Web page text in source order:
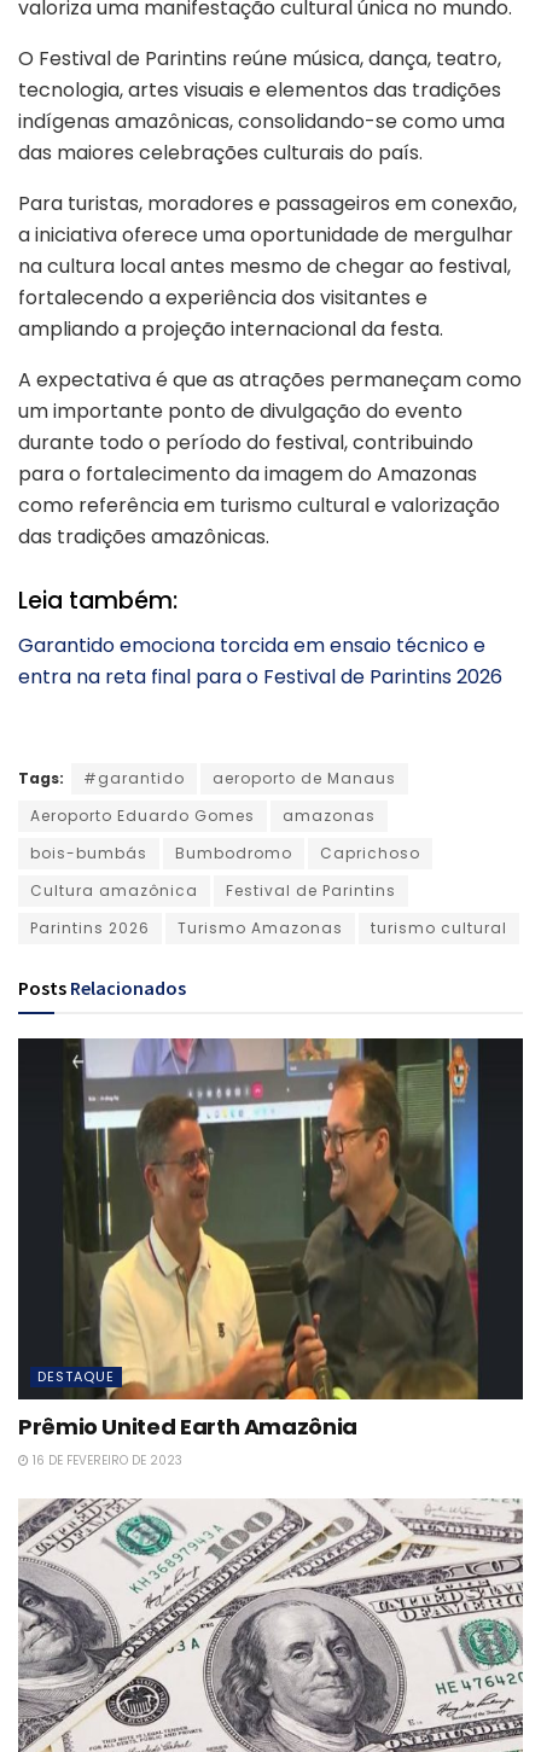
valoriza uma manifestação cultural única no mundo.
O Festival de Parintins reúne música, dança, teatro,
tecnologia, artes visuais e elementos das tradições
indígenas amazônicas, consolidando-se como uma
das maiores celebrações culturais do país.
Para turistas, moradores e passageiros em conexão,
a iniciativa oferece uma oportunidade de mergulhar
na cultura local antes mesmo de chegar ao festival,
fortalecendo a experiência dos visitantes e
ampliando a projeção internacional da festa.
A expectativa é que as atrações permaneçam como
um importante ponto de divulgação do evento
durante todo o período do festival, contribuindo
para o fortalecimento da imagem do Amazonas
como referência em turismo cultural e valorização
das tradições amazônicas.
Leia também:
Garantido emociona torcida em ensaio técnico e
entra na reta final para o Festival de Parintins 2026
Tags: #garantido
aeroporto de Manaus
Aeroporto Eduardo Gomes
amazonas
bois-bumbás
Bumbodromo
Caprichoso
Cultura amazônica
Festival de Parintins
Parintins 2026
Turismo Amazonas turismo cultural
Posts Relacionados
DESTAQUE
Prêmio United Earth Amazônia
16 DE FEVEREIRO DE 2023